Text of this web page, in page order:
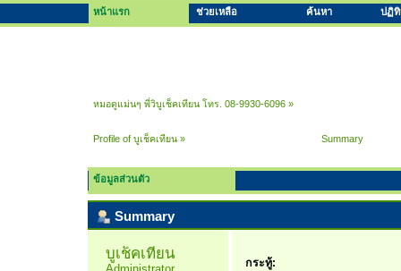
หน้าแรก ช่วยเหลือ ค้นหา ปฏิ
หมอดูแม่นๆ พี่วิบูเช็คเทียน โทร. 08-9930-6096 »
Profile of บูเช็คเทียน » Summary
ข้อมูลส่วนตัว
Summary
บูเช็คเทียน
กระทู้: